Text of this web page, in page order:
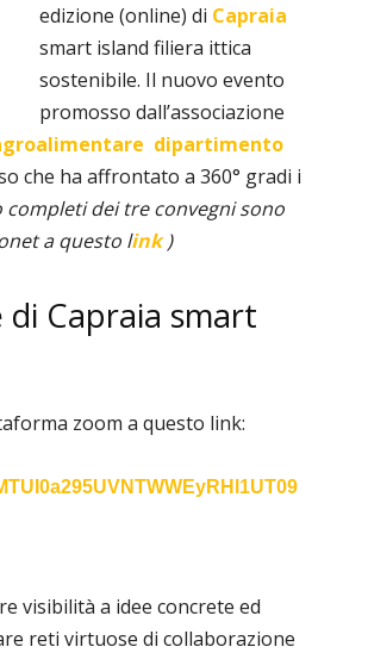
edizione (online) di Capraia
smart island filiera ittica
sostenibile. Il nuovo evento
promosso dall’associazione
dipartimento
che ha affrontato a 360° gradi i
completi dei tre convegni sono
a questo link)
Capraia smart
zoom a questo link:
09
visibilità a idee concrete ed
reti virtuose di collaborazione